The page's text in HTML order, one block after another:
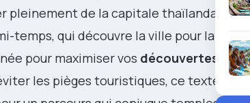
pleinement de la capitale thaïlandaise.
temps, qui découvre la ville pour la
pour maximiser vos découvertes
sans
les pièges touristiques, ce texte vous